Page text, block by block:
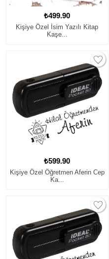
₺499.90
Kişiye Özel İsim Yazılı Kitap
Kaşe...
₺599.90
Kişiye Özel Öğretmen Aferin Cep
Ka...